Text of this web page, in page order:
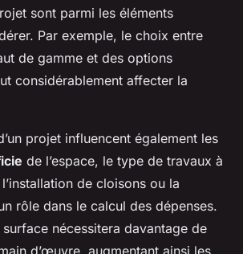
sont parmi les éléments
Par exemple, le choix entre
de gamme et des options
considérablement affecter la
projet influencent également les
de l’espace, le type de travaux à
de cloisons ou la
rôle dans le calcul des dépenses.
nécessitera davantage de